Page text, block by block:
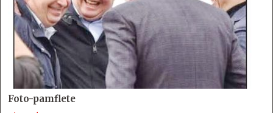
Foto-pamflete